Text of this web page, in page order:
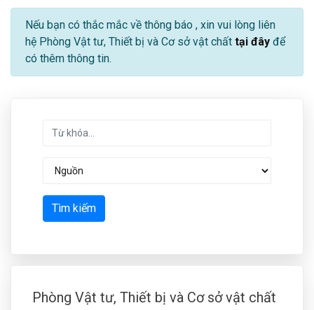
Nếu bạn có thắc mắc về thông báo , xin vui lòng liên
hệ Phòng Vật tư, Thiết bị và Cơ sở vật chất tại đây để
có thêm thông tin.
Tìm kiếm
Phòng Vật tư, Thiết bị và Cơ sở vật chất